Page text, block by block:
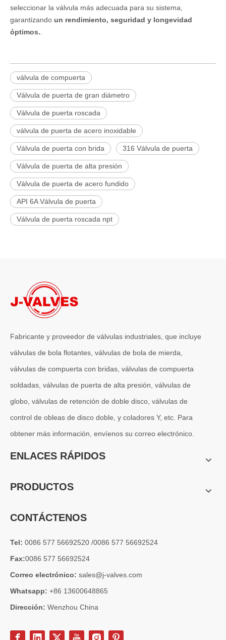
seleccionar la válvula más adecuada para su sistema,
garantizando un rendimiento, seguridad y longevidad
óptimos.
válvula de compuerta
Válvula de puerta de gran diámetro
Válvula de puerta roscada
válvula de puerta de acero inoxidable
Válvula de puerta con brida 316 Válvula de puerta
Válvula de puerta de alta presión
Válvula de puerta de acero fundido
API 6A Válvula de puerta
Válvula de puerta roscada npt
Fabricante y proveedor de válvulas industriales, que incluye
válvulas de bola flotantes, válvulas de bola de mierda,
válvulas de compuerta con bridas, válvulas de compuerta
soldadas, válvulas de puerta de alta presión, válvulas de
globo, válvulas de retención de doble disco, válvulas de
control de obleas de disco doble, y coladores Y, etc. Para
obtener más información, envíenos su correo electrónico.
ENLACES RÁPIDOS
PRODUCTOS
CONTÁCTENOS
Tel: 0086 577 56692520 /0086 577 56692524
Fax:0086 577 56692524
Correo electrónico: sales@j-valves.com
Whatsapp: +86 13600648865
Dirección: Wenzhou China